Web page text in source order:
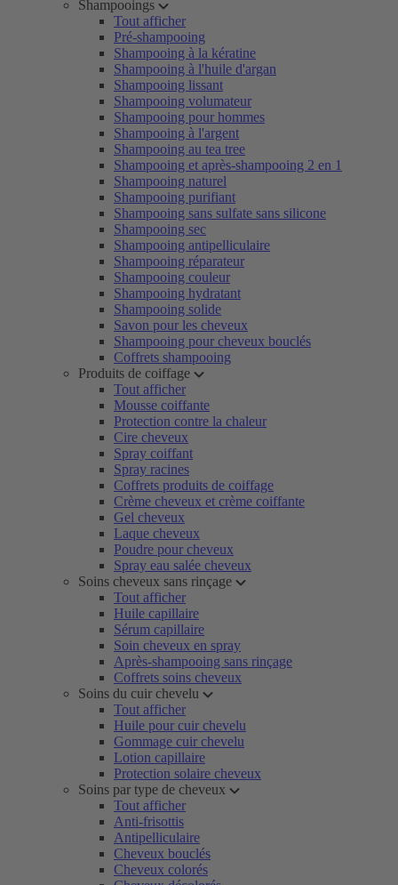
Shampooings
Tout afficher
Pré-shampooing
Shampooing à la kératine
Shampooing à l'huile d'argan
Shampooing lissant
Shampooing volumateur
Shampooing pour hommes
Shampooing à l'argent
Shampooing au tea tree
Shampooing et après-shampooing 2 en 1
Shampooing naturel
Shampooing purifiant
Shampooing sans sulfate sans silicone
Shampooing sec
Shampooing antipelliculaire
Shampooing réparateur
Shampooing couleur
Shampooing hydratant
Shampooing solide
Savon pour les cheveux
Shampooing pour cheveux bouclés
Coffrets shampooing
Produits de coiffage
Tout afficher
Mousse coiffante
Protection contre la chaleur
Cire cheveux
Spray coiffant
Spray racines
Coffrets produits de coiffage
Crème cheveux et crème coiffante
Gel cheveux
Laque cheveux
Poudre pour cheveux
Spray eau salée cheveux
Soins cheveux sans rinçage
Tout afficher
Huile capillaire
Sérum capillaire
Soin cheveux en spray
Après-shampooing sans rinçage
Coffrets soins cheveux
Soins du cuir chevelu
Tout afficher
Huile pour cuir chevelu
Gommage cuir chevelu
Lotion capillaire
Protection solaire cheveux
Soins par type de cheveux
Tout afficher
Anti-frisottis
Antipelliculaire
Cheveux bouclés
Cheveux colorés